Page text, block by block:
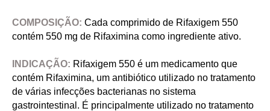
COMPOSIÇÃO: Cada comprimido de Rifaxigem 550
contém 550 mg de Rifaximina como ingrediente ativo.
INDICAÇÃO: Rifaxigem 550 é um medicamento que
contém Rifaximina, um antibiótico utilizado no tratamento
de várias infecções bacterianas no sistema
gastrointestinal. É principalmente utilizado no tratamento